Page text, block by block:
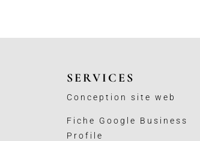
SERVICES
Conception site web
Fiche Google Business
Profile